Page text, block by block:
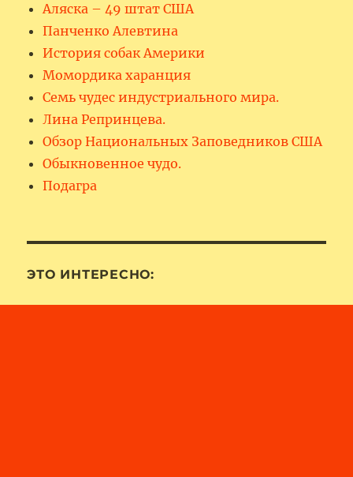
Аляска – 49 штат США
Панченко Алевтина
История собак Америки
Момордика харанция
Семь чудес индустриального мира.
Лина Репринцева.
Обзор Национальных Заповедников США
Обыкновенное чудо.
Подагра
ЭТО ИНТЕРЕСНО: